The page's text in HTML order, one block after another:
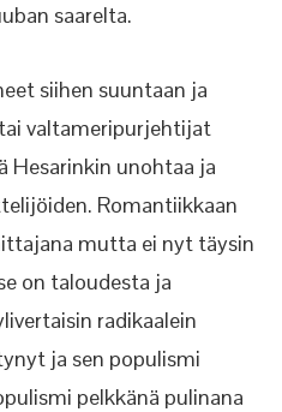
saarelta.
siihen suuntaan ja
valtameripurjehtijat
Hesarinkin unohtaa ja
Romantiikkaan
mutta ei nyt täysin
on taloudesta ja
radikaalein
ja sen populismi
pelkkänä pulinana